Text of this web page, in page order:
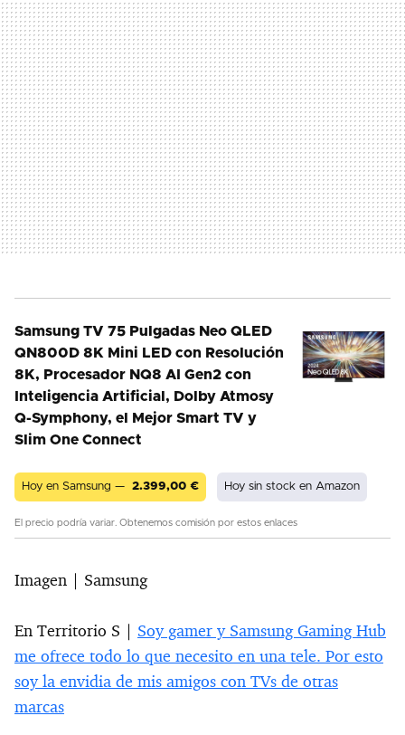
Samsung TV 75 Pulgadas Neo QLED
QN800D 8K Mini LED con Resolución
8K, Procesador NQ8 AI Gen2 con
Inteligencia Artificial, Dolby Atmosy
Q-Symphony, el Mejor Smart TV y
Slim One Connect
Hoy en Samsung — 2.399,00 € Hoy sin stock en Amazon
El precio podría variar. Obtenemos comisión por estos enlaces
Imagen | Samsung
En Territorio S | Soy gamer y Samsung Gaming Hub
me ofrece todo lo que necesito en una tele. Por esto
soy la envidia de mis amigos con TVs de otras
marcas